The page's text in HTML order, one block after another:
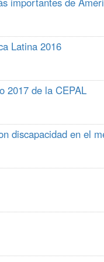
Latina 2016
2017 de la CEPAL
discapacidad en el